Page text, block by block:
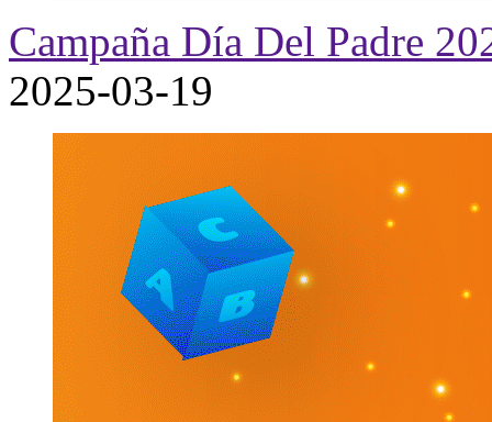
Campaña Día Del Padre
2025-03-19